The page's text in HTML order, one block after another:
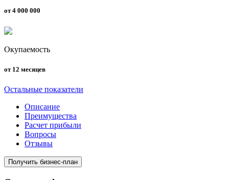
от 4 000 000
Окупаемость
от 12 месяцев
Остальные показатели
Описание
Преимущества
Расчет прибыли
Вопросы
Отзывы
Получить бизнес-план